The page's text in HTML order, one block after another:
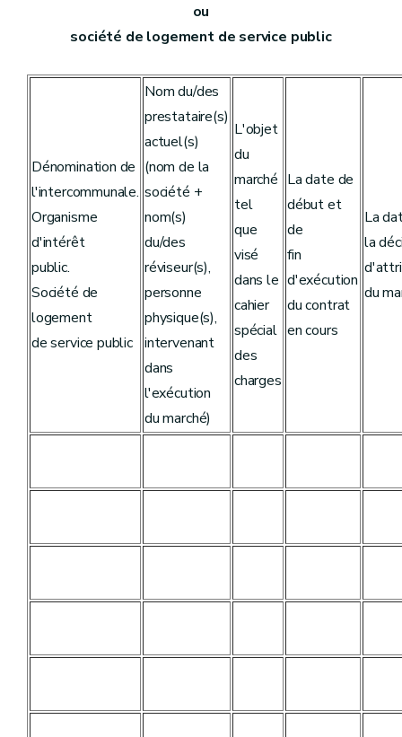
ou
société de logement de service public
Dénomination de
l'intercommunale.
Organisme
d'intérêt
public.
Société de
logement
de service public
Nom du/des
prestataire(s)
actuel(s)
(nom de la
société +
nom(s)
du/des
réviseur(s),
personne
physique(s),
intervenant
dans
l'exécution
du marché)
L'objet
du
marché
tel
que
visé
dans le
cahier
spécial
des
charges
La date de
début et
de
fin
d'exécution
du contrat
en cours
La
la
du